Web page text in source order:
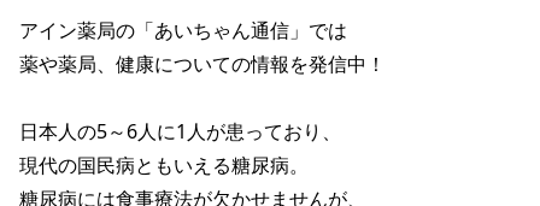
アイン薬局の「あいちゃん通信」では
薬や薬局、健康についての情報を発信中！
日本人の5～6人に1人が患っており、
現代の国民病ともいえる糖尿病。
糖尿病には食事療法が欠かせませんが、